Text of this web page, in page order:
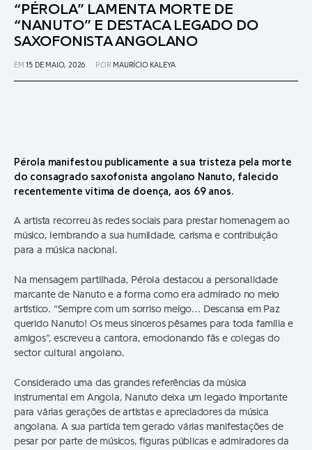
“PÉROLA” LAMENTA MORTE DE
“NANUTO” E DESTACA LEGADO DO
SAXOFONISTA ANGOLANO
EM15 DE MAIO, 2026 POR MAURÍCIO KALEYA
Pérola manifestou publicamente a sua tristeza pela morte
do consagrado saxofonista angolano Nanuto, falecido
recentemente vítima de doença, aos 69 anos.
A artista recorreu às redes sociais para prestar homenagem ao
músico, lembrando a sua humildade, carisma e contribuição
para a música nacional.
Na mensagem partilhada, Pérola destacou a personalidade
marcante de Nanuto e a forma como era admirado no meio
artístico. “Sempre com um sorriso meigo… Descansa em Paz
querido Nanuto! Os meus sinceros pêsames para toda família e
amigos”, escreveu a cantora, emocionando fãs e colegas do
sector cultural angolano.
Considerado uma das grandes referências da música
instrumental em Angola, Nanuto deixa um legado importante
para várias gerações de artistas e apreciadores da música
angolana. A sua partida tem gerado várias manifestações de
pesar por parte de músicos, figuras públicas e admiradores da